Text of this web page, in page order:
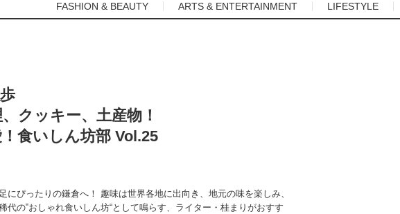
FASHION & BEAUTY ARTS & ENTERTAINMENT LIFESTYLE
クッキー、土産物！
食いしん坊部 Vol.25
にぴったりの鎌倉へ！ 趣味は世界各地に出向き、地元の味を楽しみ、
代の‟おしゃれ食いしん坊“として鳴らす、ライター・桂まりがおすす